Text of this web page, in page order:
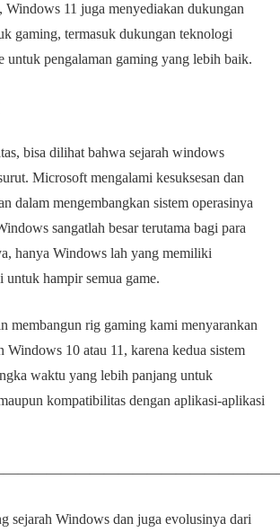
Windows 11 juga menyediakan dukungan
gaming, termasuk dukungan teknologi
pengalaman gaming yang lebih baik.
bisa dilihat bahwa sejarah windows
Microsoft mengalami kesuksesan dan
dalam mengembangkan sistem operasinya
sangatlah besar terutama bagi para
hanya Windows lah yang memiliki
hampir semua game.
membangun rig gaming kami menyarankan
Windows 10 atau 11, karena kedua sistem
waktu yang lebih panjang untuk
kompatibilitas dengan aplikasi-aplikasi
sejarah Windows dan juga evolusinya dari